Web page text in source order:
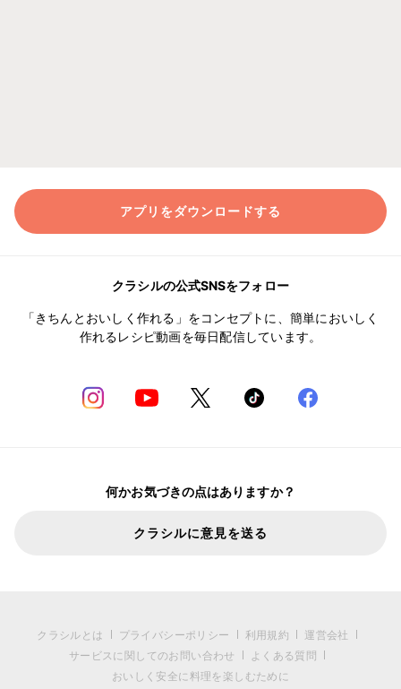
アプリをダウンロードする
クラシルの公式SNSをフォロー
「きちんとおいしく作れる」をコンセプトに、簡単においしく
作れるレシピ動画を毎日配信しています。
何かお気づきの点はありますか？
クラシルに意見を送る
クラシルとは プライバシーポリシー 利用規約
運営会社
サービスに関してのお問い合わせ
よくある質問
おいしく安全に料理を楽しむために